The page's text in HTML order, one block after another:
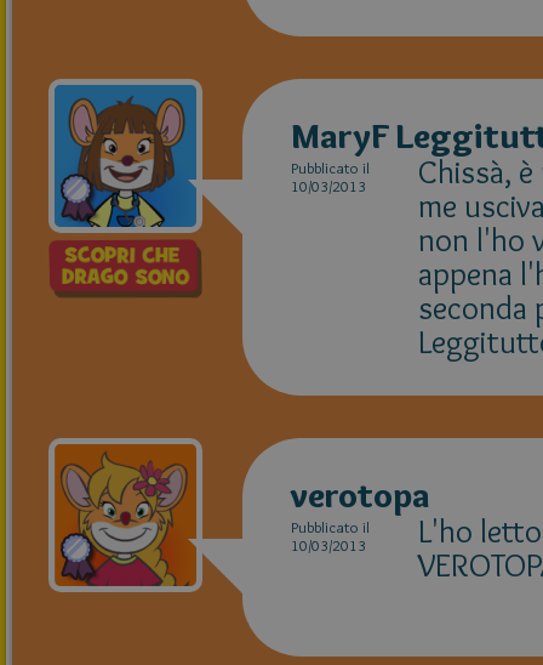
MaryF
Pubblicato il
10/03/2013
Chissà,
me
non l'ho
appena
seconda
verotopa
Pubblicato il
10/03/2013
L'ho